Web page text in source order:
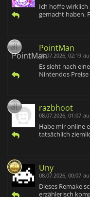
Ich hoffe wirklich
gemacht haben.
PointMan
08.07.2026, 02:19
Es sieht nach
Nintendos
razbhoot
08.07.2026, 01:07
Habe mir online
tatsächlich
Uny
08.07.2026, 00:07
Dieses Remake
erzählerisch